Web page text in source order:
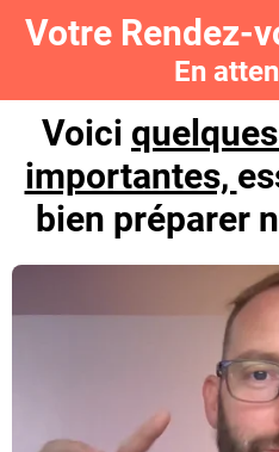
Votre Rendez-
En
Voici
importantes,
bien préparer